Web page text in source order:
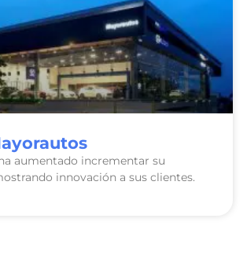
aumentado incrementar su
innovación a sus clientes.